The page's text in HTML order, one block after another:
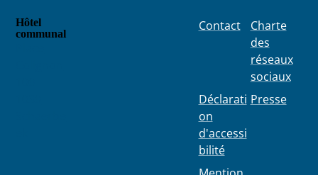
Hôtel
communal
Contact
Déclarati
on
d'accessi
bilité
Charte
des
réseaux
sociaux
Presse